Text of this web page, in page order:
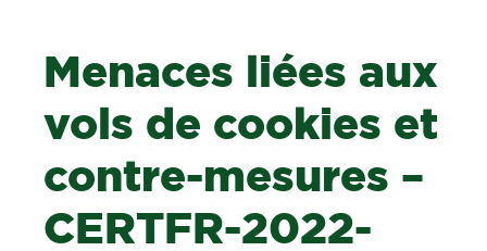
Menaces liées aux
vols de cookies et
contre-mesures –
CERTFR-2022-